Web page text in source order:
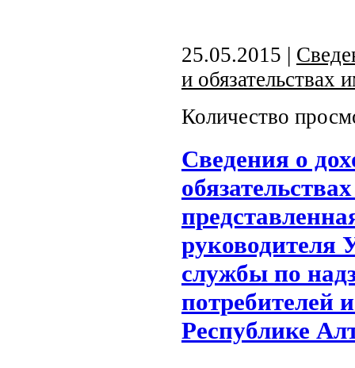
25.05.2015 |
и обязательствах
Количество
Сведения о
руководителя
службы по
потребителей
Республике